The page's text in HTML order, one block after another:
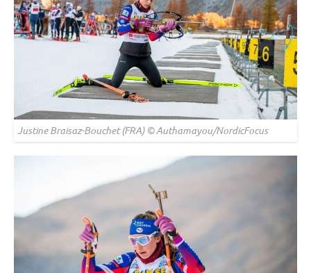
Justine Braisaz-Bouchet (FRA) © Authamayou/NordicFocus